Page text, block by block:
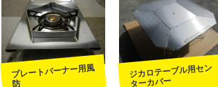
プレートバーナー用風
防
ジカロテーブル用セン
ターカバー